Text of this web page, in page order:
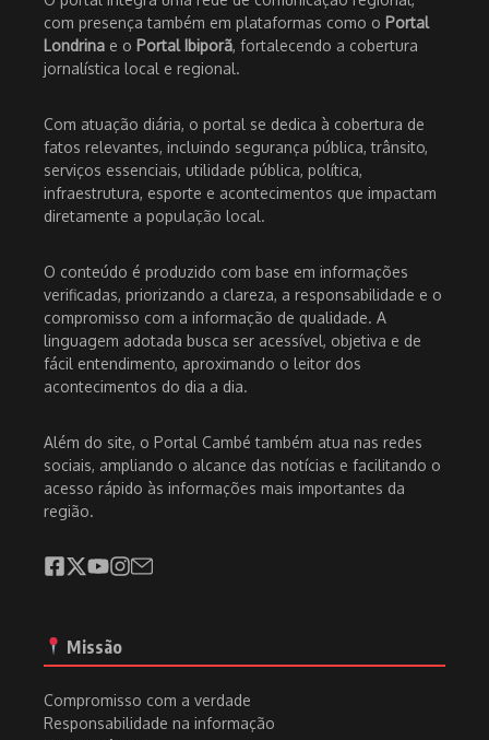
com presença também em plataformas como o Portal
Londrina e o Portal Ibiporã, fortalecendo a cobertura
jornalística local e regional.
Com atuação diária, o portal se dedica à cobertura de
fatos relevantes, incluindo segurança pública, trânsito,
serviços essenciais, utilidade pública, política,
infraestrutura, esporte e acontecimentos que impactam
diretamente a população local.
O conteúdo é produzido com base em informações
verificadas, priorizando a clareza, a responsabilidade e o
compromisso com a informação de qualidade. A
linguagem adotada busca ser acessível, objetiva e de
fácil entendimento, aproximando o leitor dos
acontecimentos do dia a dia.
Além do site, o Portal Cambé também atua nas redes
sociais, ampliando o alcance das notícias e facilitando o
acesso rápido às informações mais importantes da
região.
Missão
Compromisso com a verdade
Responsabilidade na informação